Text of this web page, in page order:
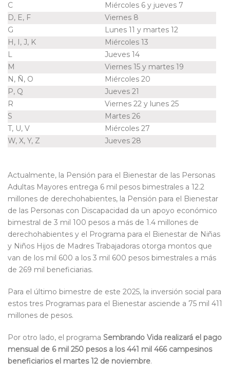
C
Miércoles 6 y jueves 7
D, E, F
Viernes 8
G
Lunes 11 y martes 12
H, I, J, K
Miércoles 13
L
Jueves 14
M
Viernes 15 y martes 19
N, Ñ, O
Miércoles 20
P, Q
Jueves 21
R
Viernes 22 y lunes 25
S
Martes 26
T, U, V
Miércoles 27
W, X, Y, Z
Jueves 28
Actualmente, la Pensión para el Bienestar de las Personas
Adultas Mayores entrega 6 mil pesos bimestrales a 12.2
millones de derechohabientes, la Pensión para el Bienestar
de las Personas con Discapacidad da un apoyo económico
bimestral de 3 mil 100 pesos a más de 1.4 millones de
derechohabientes y el Programa para el Bienestar de Niñas
y Niños Hijos de Madres Trabajadoras otorga montos que
van de los mil 600 a los 3 mil 600 pesos bimestrales a más
de 269 mil beneficiarias.
Para el último bimestre de este 2025, la inversión social para
estos tres Programas para el Bienestar asciende a 75 mil 411
millones de pesos.
Por otro lado, el programa Sembrando Vida realizará el pago
mensual de 6 mil 250 pesos a los 441 mil 466 campesinos
beneficiarios el martes 12 de noviembre.